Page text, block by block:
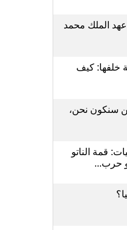
عهد الملك محمد
خلفها: كيف
سنكون نحن،
قمة الناتو
حرب...